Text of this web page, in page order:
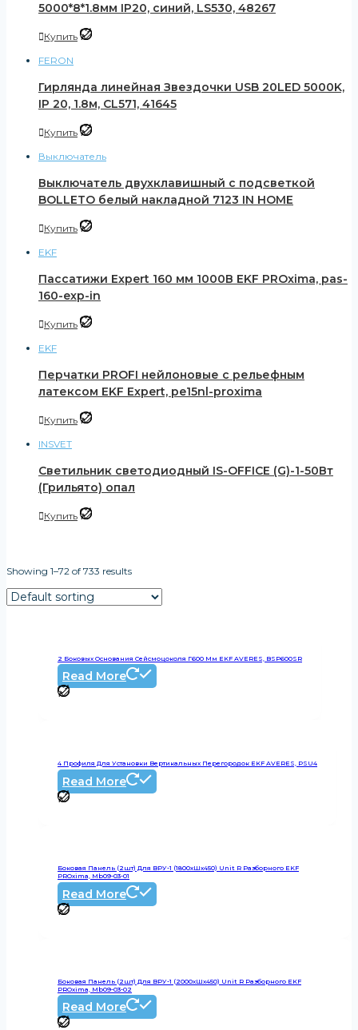
5000*8*1.8мм IP20, синий, LS530, 48267
Купить
FERON
Гирлянда линейная Звездочки USB 20LED 5000K,
IP 20, 1.8м, CL571, 41645
Купить
Выключатель
Выключатель двухклавишный с подсветкой
BOLLETO белый накладной 7123 IN HOME
Купить
EKF
Пассатижи Expert 160 мм 1000В EKF PROxima, pas-
160-exp-in
Купить
EKF
Перчатки PROFI нейлоновые с рельефным
латексом EKF Expert, pe15nl-proxima
Купить
INSVET
Светильник светодиодный IS-OFFICE (G)-1-50Вт
(Грильято) опал
Купить
Showing 1–72 of 733 results
2 Боковых Основания Сейсмоцоколя Г600 Мм EKF AVERES, BSP600SR
Read More
4 Профиля Для Установки Вертикальных Перегородок EKF AVERES, PSU4
Read More
Боковая Панель (2шт) Для ВРУ-1 (1800хШх450) Unit R Разборного EKF
PROxima, Mb09-03-01
Read More
Боковая Панель (2шт) Для ВРУ-1 (2000хШх450) Unit R Разборного EKF
PROxima, Mb09-03-02
Read More